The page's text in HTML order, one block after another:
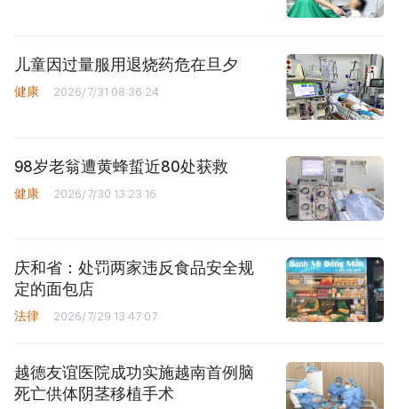
儿童因过量服用退烧药危在旦夕
健康 2026/7/31 08:36:24
98岁老翁遭黄蜂蜇近80处获救
健康 2026/7/30 13:23:16
庆和省：处罚两家违反食品安全规
定的面包店
法律 2026/7/29 13:47:07
越德友谊医院成功实施越南首例脑
死亡供体阴茎移植手术